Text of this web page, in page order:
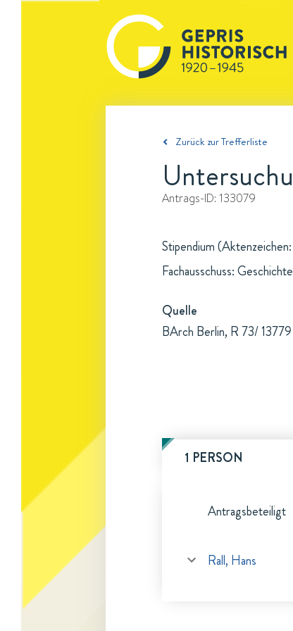
Zurück zur Trefferliste
Antrags-ID: 133079
Stipendium
Fachausschuss: Geschichte
Quelle
BArch Berlin, R 73/ 13779
1 PERSON
Antragsbeteiligt
Rall, Hans